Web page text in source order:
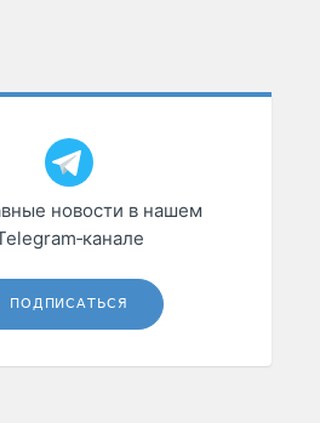
новости в нашем
ПОДПИСАТЬСЯ